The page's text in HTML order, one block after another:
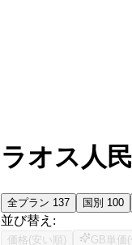
ラオス人
全プラン 137 国別 100
並び替え:
価格(安い順) GB単価